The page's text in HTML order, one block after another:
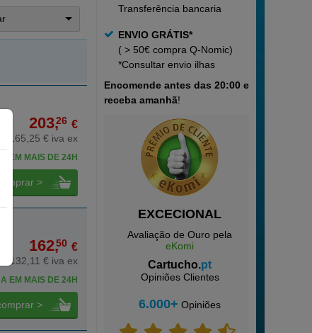
Transferência bancaria
ENVIO GRÁTIS*
( > 50€ compra Q-Nomic)
*Consultarenvio ilhas
Encomende antes das 20:00 e
receba amanhã!
EXCECIONAL
Avaliação de Ouro pela
eKomi
Cartucho.pt
Opiniões Clientes
6.000+ Opiniões
203,26 €
165,25 € iva ex
EM MAIS DE 24H
comprar >
162,50 €
132,11 € iva ex
EM MAIS DE 24H
>